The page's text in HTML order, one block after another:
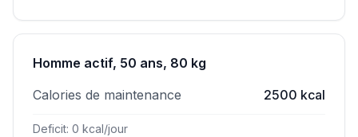
Homme actif, 50 ans, 80 kg
Calories de maintenance
2500 kcal
Deficit: 0 kcal/jour